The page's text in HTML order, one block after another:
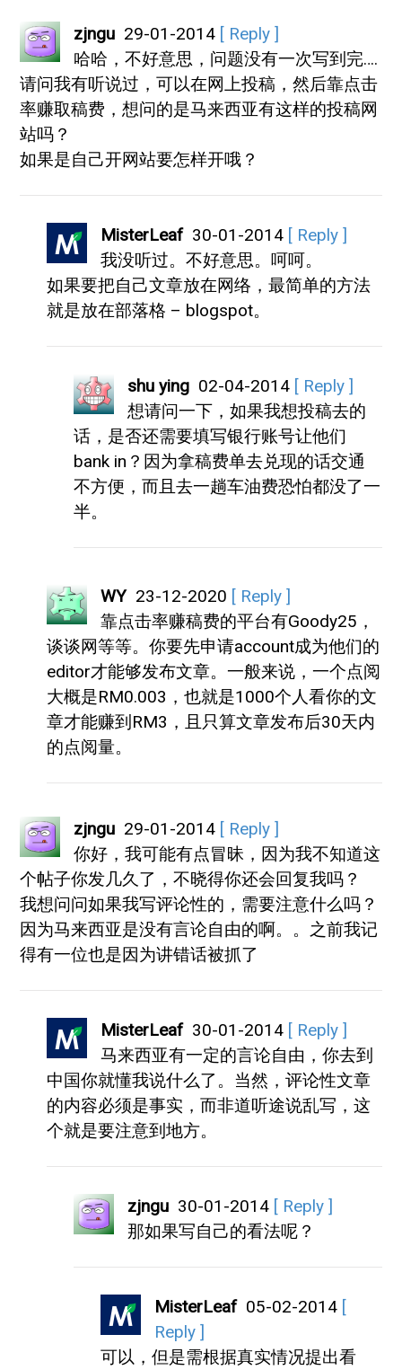
zjngu 29-01-2014
[ Reply ]
哈哈，不好意思，问题没有一次写到完….
请问我有听说过，可以在网上投稿，然后靠点击
率赚取稿费，想问的是马来西亚有这样的投稿网
站吗？
如果是自己开网站要怎样开哦？
MisterLeaf 30-01-2014
[ Reply ]
我没听过。不好意思。呵呵。
如果要把自己文章放在网络，最简单的方法
就是放在部落格 – blogspot。
shu ying 02-04-2014
[ Reply ]
想请问一下，如果我想投稿去的
话，是否还需要填写银行账号让他们
bank in？因为拿稿费单去兑现的话交通
不方便，而且去一趟车油费恐怕都没了一
半。
WY 23-12-2020
[ Reply ]
靠点击率赚稿费的平台有Goody25，
谈谈网等等。你要先申请account成为他们的
editor才能够发布文章。一般来说，一个点阅
大概是RM0.003，也就是1000个人看你的文
章才能赚到RM3，且只算文章发布后30天内
的点阅量。
zjngu 29-01-2014
[ Reply ]
你好，我可能有点冒昧，因为我不知道这
个帖子你发几久了，不晓得你还会回复我吗？
我想问问如果我写评论性的，需要注意什么吗？
因为马来西亚是没有言论自由的啊。。之前我记
得有一位也是因为讲错话被抓了
MisterLeaf 30-01-2014
[ Reply ]
马来西亚有一定的言论自由，你去到
中国你就懂我说什么了。当然，评论性文章
的内容必须是事实，而非道听途说乱写，这
个就是要注意到地方。
zjngu 30-01-2014
[ Reply ]
那如果写自己的看法呢？
MisterLeaf 05-02-2014 [
Reply ]
可以，但是需根据真实情况提出看